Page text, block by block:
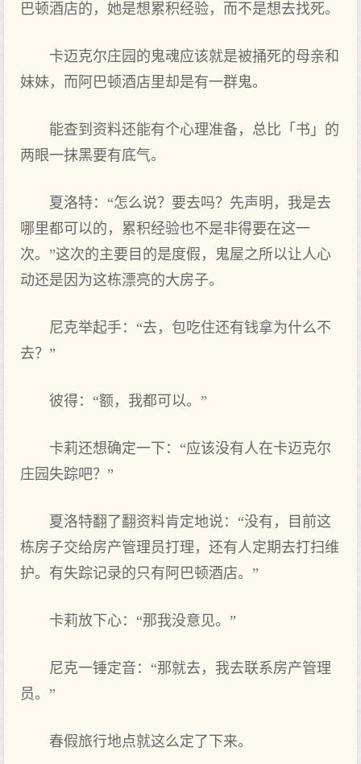
巴顿酒店的，她是想累积经验，而不是想去找死。
卡迈克尔庄园的鬼魂应该就是被捅死的母亲和
妹妹，而阿巴顿酒店里却是有一群鬼。
能查到资料还能有个心理准备，总比「书」的
两眼一抹黑要有底气。
夏洛特：“怎么说？要去吗？先声明，我是去
哪里都可以的，累积经验也不是非得要在这一
次。”这次的主要目的是度假，鬼屋之所以让人心
动还是因为这栋漂亮的大房子。
尼克举起手：“去，包吃住还有钱拿为什么不
去？”
彼得：“额，我都可以。”
卡莉还想确定一下：“应该没有人在卡迈克尔
庄园失踪吧？”
夏洛特翻了翻资料肯定地说：“没有，目前这
栋房子交给房产管理员打理，还有人定期去打扫维
护。有失踪记录的只有阿巴顿酒店。”
卡莉放下心：“那我没意见。”
尼克一锤定音：“那就去，我去联系房产管理
员。”
春假旅行地点就这么定了下来。